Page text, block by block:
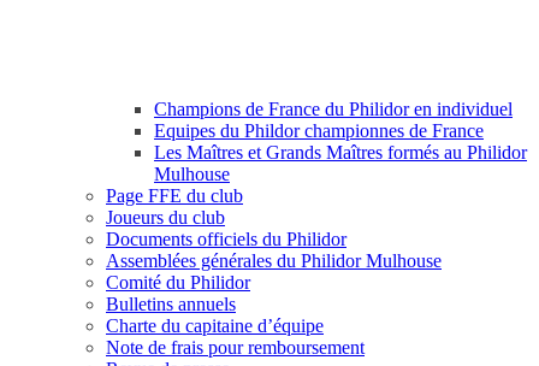
Champions de France du Philidor en individuel
Equipes du Phildor championnes de France
Les Maîtres et Grands Maîtres formés au Philidor
Mulhouse
Page FFE du club
Joueurs du club
Documents officiels du Philidor
Assemblées générales du Philidor Mulhouse
Comité du Philidor
Bulletins annuels
Charte du capitaine d’équipe
Note de frais pour remboursement